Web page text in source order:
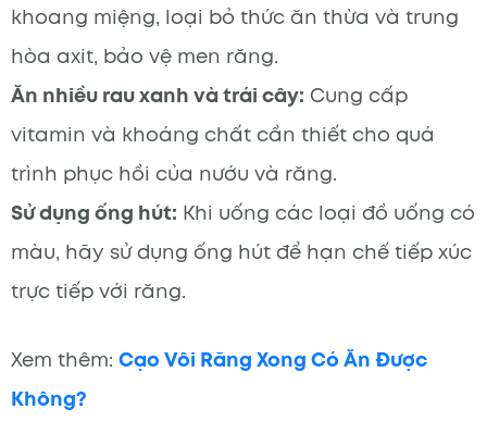
khoang miệng, loại bỏ thức ăn thừa và trung
hòa axit, bảo vệ men răng.
Ăn nhiều rau xanh và trái cây: Cung cấp
vitamin và khoáng chất cần thiết cho quá
trình phục hồi của nướu và răng.
Sử dụng ống hút: Khi uống các loại đồ uống có
màu, hãy sử dụng ống hút để hạn chế tiếp xúc
trực tiếp với răng.
Xem thêm: Cạo Vôi Răng Xong Có Ăn Được
Không?